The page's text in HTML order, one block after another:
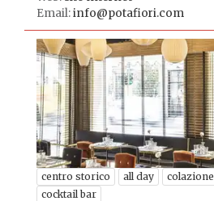
Email:info@potafiori.com
centro storico all day colazione
cocktail bar